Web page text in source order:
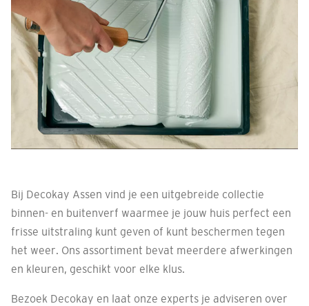
Bij Decokay Assen vind je een uitgebreide collectie
binnen- en buitenverf waarmee je jouw huis perfect een
frisse uitstraling kunt geven of kunt beschermen tegen
het weer. Ons assortiment bevat meerdere afwerkingen
en kleuren, geschikt voor elke klus.
Bezoek Decokay en laat onze experts je adviseren over